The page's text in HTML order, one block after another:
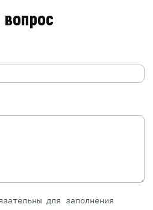
для заполнения